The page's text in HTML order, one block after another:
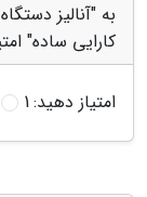
به "آنالیز
کارایی ساده"
امتیاز دهید:1